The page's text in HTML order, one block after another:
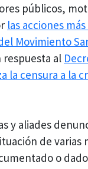
públicos,
las acciones
Movimiento
respuesta al
la censura a la
y aliades
de varias
o